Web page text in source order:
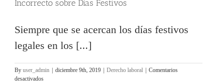
el
Incorrecto sobre Días Festivos
Siempre que se acercan los días festivos
legales en los [...]
By user_admin | diciembre 9th, 2019 | Derecho laboral | Comentarios
desactivados